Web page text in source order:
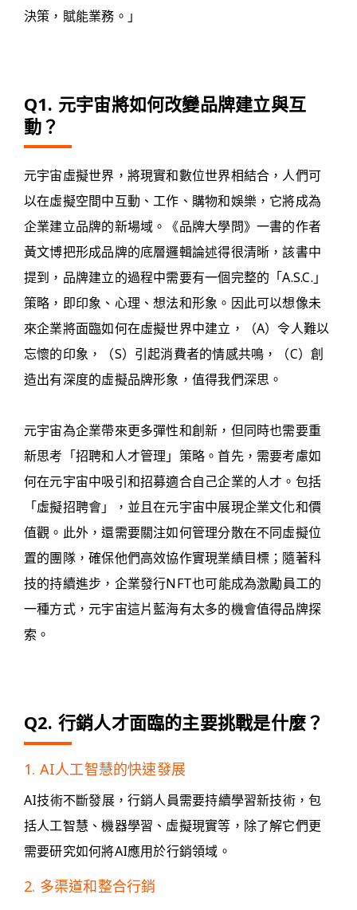
決策，賦能業務。」
Q1. 元宇宙將如何改變品牌建立與互
動？
元宇宙虛擬世界，將現實和數位世界相結合，人們可
以在虛擬空間中互動、工作、購物和娛樂，它將成為
企業建立品牌的新場域。《品牌大學問》一書的作者
黃文博把形成品牌的底層邏輯論述得很清晰，該書中
提到，品牌建立的過程中需要有一個完整的「A.S.C.」
策略，即印象、心理、想法和形象。因此可以想像未
來企業將面臨如何在虛擬世界中建立，（A）令人難以
忘懷的印象，（S）引起消費者的情感共鳴，（C）創
造出有深度的虛擬品牌形象，值得我們深思。
元宇宙為企業帶來更多彈性和創新，但同時也需要重
新思考「招聘和人才管理」策略。首先，需要考慮如
何在元宇宙中吸引和招募適合自己企業的人才。包括
「虛擬招聘會」，並且在元宇宙中展現企業文化和價
值觀。此外，還需要關注如何管理分散在不同虛擬位
置的團隊，確保他們高效協作實現業績目標；隨著科
技的持續進步，企業發行NFT也可能成為激勵員工的
一種方式，元宇宙這片藍海有太多的機會值得品牌探
索。
Q2. 行銷人才面臨的主要挑戰是什麼？
1. AI人工智慧的快速發展
AI技術不斷發展，行銷人員需要持續學習新技術，包
括人工智慧、機器學習、虛擬現實等，除了解它們更
需要研究如何將AI應用於行銷領域。
2. 多渠道和整合行銷